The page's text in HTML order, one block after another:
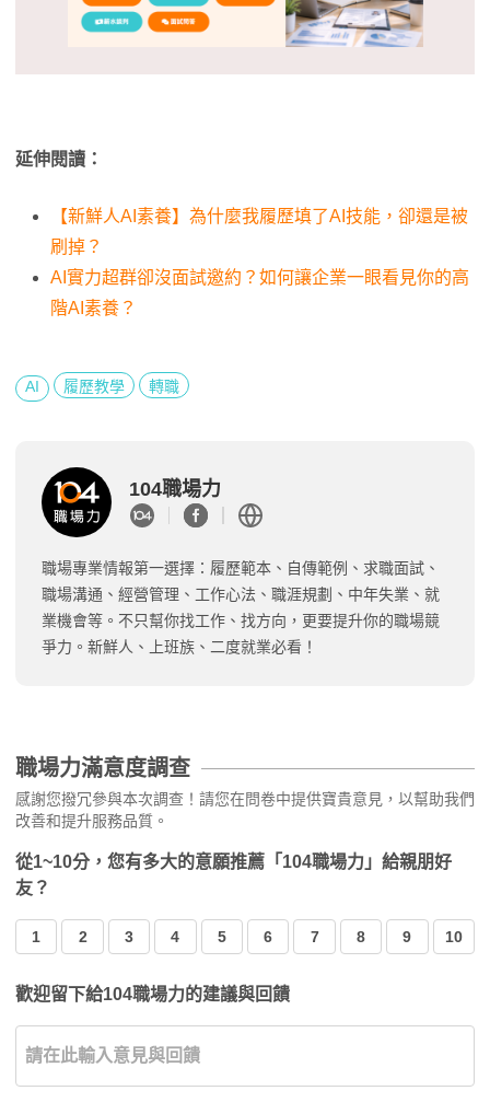
延伸閱讀：
【新鮮人AI素養】為什麼我履歷填了AI技能，卻還是被
刷掉？
AI實力超群卻沒面試邀約？如何讓企業一眼看見你的高
階AI素養？
AI 履歷教學 轉職
104職場力
職場專業情報第一選擇：履歷範本、自傳範例、求職面試、
職場溝通、經營管理、工作心法、職涯規劃、中年失業、就
業機會等。不只幫你找工作、找方向，更要提升你的職場競
爭力。新鮮人、上班族、二度就業必看！
職場力滿意度調查
感謝您撥冗參與本次調查！請您在問卷中提供寶貴意見，以幫助我們
改善和提升服務品質。
從1~10分，您有多大的意願推薦「104職場力」給親朋好
友？
1 2 3 4 5 6 7 8 9 10
歡迎留下給104職場力的建議與回饋